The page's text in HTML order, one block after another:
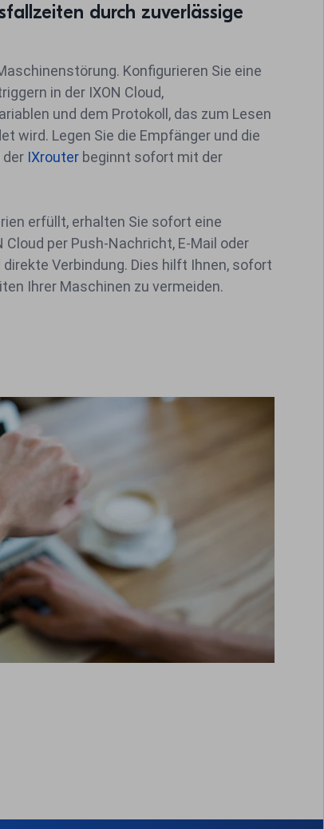
durch zuverlässige
Konfigurieren Sie eine
in der IXON Cloud,
und dem Protokoll, das zum Lesen
wird. Legen Sie die Empfänger und die
IXrouterbeginnt sofort mit der
erfüllt, erhalten Sie sofort eine
per Push-Nachricht, E-Mail oder
Verbindung. Dies hilft Ihnen, sofort
Ihrer Maschinen zu vermeiden.